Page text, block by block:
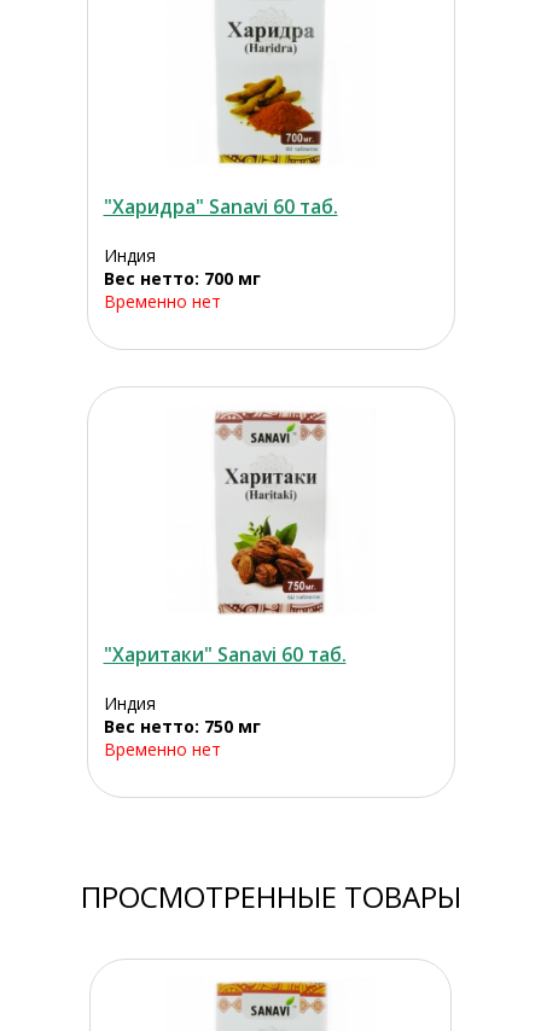
"Харидра" Sanavi 60 таб.
Индия
Вес нетто: 700 мг
Временно нет
"Харитаки" Sanavi 60 таб.
Индия
Вес нетто: 750 мг
Временно нет
ПРОСМОТРЕННЫЕ ТОВАРЫ